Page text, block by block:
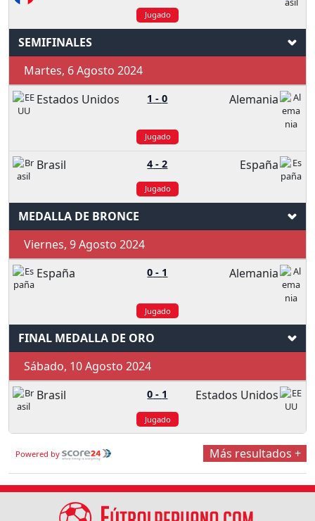
Jugado
SEMIFINALES
Martes, 6 Agosto 2024
Estados Unidos
1 -0 Alemania
Jugado
Brasil 4 -2 España
Jugado
MEDALLA DE BRONCE
Viernes, 9 Agosto 2024
España
0 - 1 Alemania
Jugado
FINAL MEDALLA DE ORO
Sábado, 10 Agosto 2024
Brasil
0 - 1 Estados Unidos
Jugado
Powered by Más resultados +